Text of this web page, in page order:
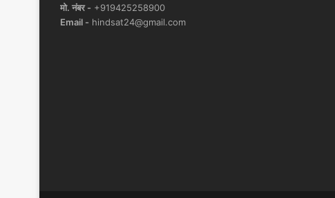
मो. नंबर - +919425258900
Email - hindsat24@gmail.com